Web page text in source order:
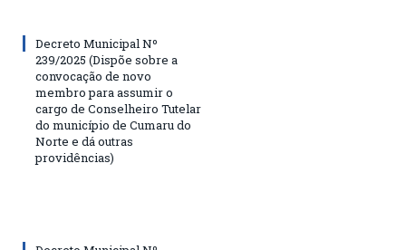
Decreto Municipal Nº
239/2025 (Dispõe sobre a
convocação de novo
membro para assumir o
cargo de Conselheiro Tutelar
do município de Cumaru do
Norte e dá outras
providências)